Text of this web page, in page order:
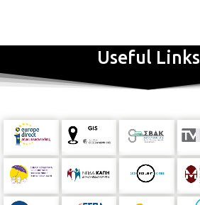
Useful Links